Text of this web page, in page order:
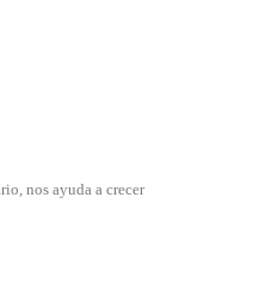
nos ayuda a crecer